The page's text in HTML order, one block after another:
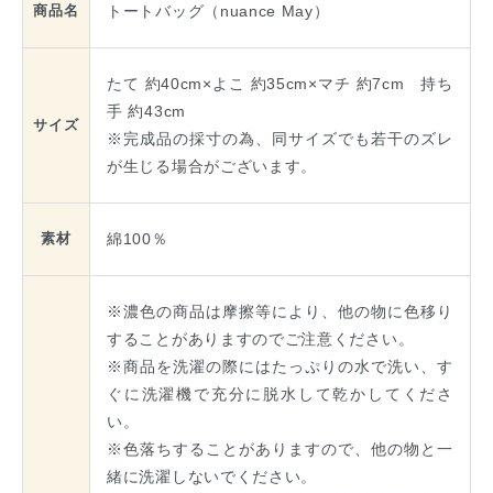
商品名 トートバッグ（nuance May）
サイズ
たて 約40cm×よこ 約35cm×マチ 約7cm 持ち
手 約43cm
※完成品の採寸の為、同サイズでも若干のズレ
が生じる場合がございます。
素材 綿100％
※濃色の商品は摩擦等により、他の物に色移り
することがありますのでご注意ください。
※商品を洗濯の際にはたっぷりの水で洗い、す
ぐに洗濯機で充分に脱水して乾かしてくださ
い。
※色落ちすることがありますので、他の物と一
緒に洗濯しないでください。